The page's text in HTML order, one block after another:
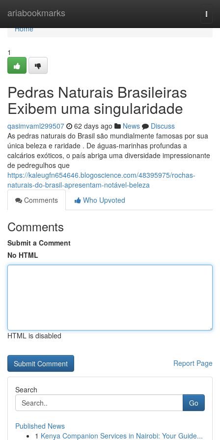
ariabookmarks
Home
Home
1
Pedras Naturais Brasileiras
Exibem uma singularidade
qasimvaml299507 62 days ago News
Discuss
As pedras naturais do Brasil são mundialmente famosas por sua
única beleza e raridade . De águas-marinhas profundas a
calcários exóticos, o país abriga uma diversidade impressionante
de pedregulhos que
https://kaleugfn654646.blogoscience.com/48395975/rochas-
naturais-do-brasil-apresentam-notável-beleza
Comments
Who Upvoted
Comments
Submit a Comment
No HTML
HTML is disabled
Report Page
Search
Go
Published News
1 Kenya Companion Services in Nairobi: Your Guide...